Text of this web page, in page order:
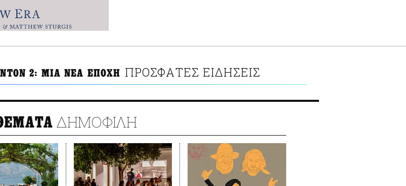
2: ΜΙΑ ΝΕΑ ΕΠΟΧΗ ΠΡΟΣΦΑΤΕΣ ΕΙΔΗΣΕΙΣ
ΔΗΜΟΦΙΛΗ